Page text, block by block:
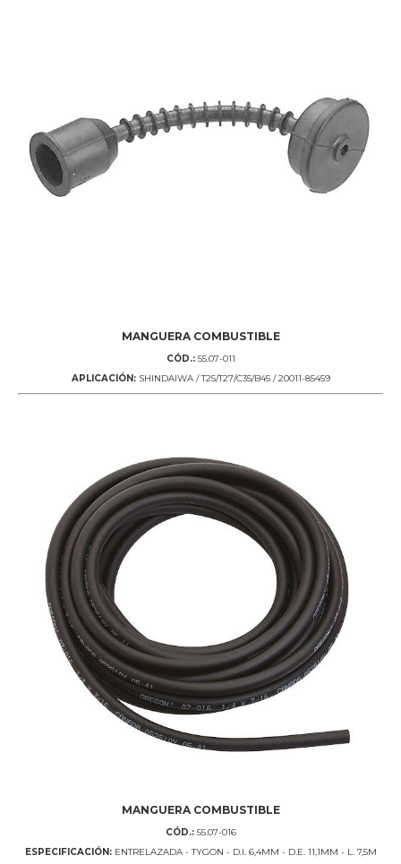
MANGUERA COMBUSTIBLE
CÓD.:55.07-011
APLICACIÓN:SHINDAIWA / T25/T27/C35/B45 / 20011-85459
MANGUERA COMBUSTIBLE
CÓD.:55.07-016
ESPECIFICACIÓN:ENTRELAZADA - TYGON - D.I. 6,4MM - D.E. 11,1MM - L. 7,5M